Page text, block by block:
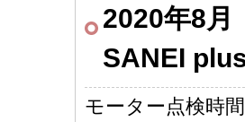
2020年8月
SANEI
モーター点検時